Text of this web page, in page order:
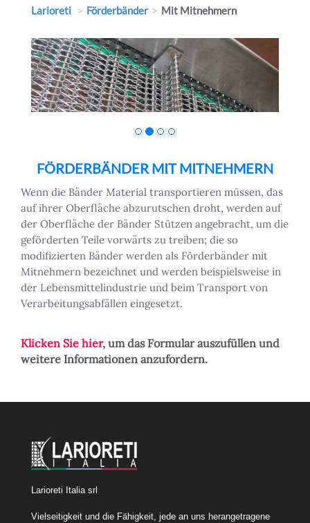
Larioreti Förderbänder Mit Mitnehmern
FÖRDERBÄNDER MIT MITNEHMERN
Wenn die Bänder Material transportieren müssen, das
auf ihrer Oberfläche abzurutschen droht, werden auf
der Oberfläche der Bänder Stützen angebracht, um die
geförderten Teile vorwärts zu treiben; die so
modifizierten Bänder werden als Förderbänder mit
Mitnehmern bezeichnet und werden beispielsweise in
der Lebensmittelindustrie und beim Transport von
Verarbeitungsabfällen eingesetzt.
Klicken Sie hier, um das Formular auszufüllen und
weitere Informationen anzufordern.
Larioreti Italia srl
Vielseitigkeit und die Fähigkeit, jede an uns herangetragene